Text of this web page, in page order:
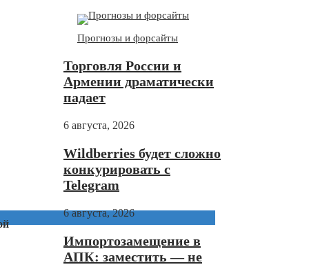
Прогнозы и форсайты
Торговля России и
Армении драматически
падает
6 августа, 2026
Wildberries будет сложно
конкурировать с
Telegram
6 августа, 2026
Импортозамещение в
АПК: заместить — не